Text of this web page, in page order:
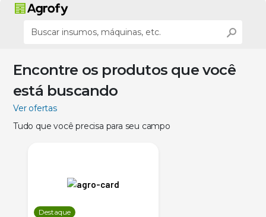
Encontre os produtos que você
está buscando
Ver ofertas
Tudo que você precisa para seu campo
Destaque